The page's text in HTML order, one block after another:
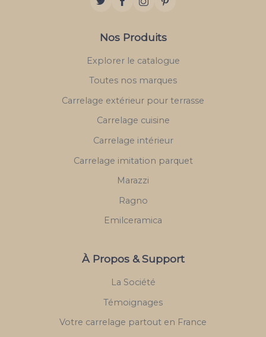
Nos Produits
Explorer le catalogue
Toutes nos marques
Carrelage extérieur pour terrasse
Carrelage cuisine
Carrelage intérieur
Carrelage imitation parquet
Marazzi
Ragno
Emilceramica
À Propos & Support
La Société
Témoignages
Votre carrelage partout en France